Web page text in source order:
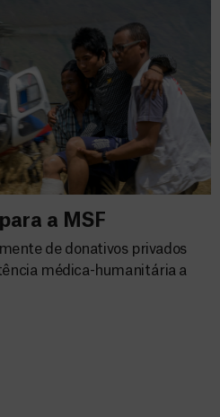
para a MSF
a MSF
de donativos privados
médica-humanitária a